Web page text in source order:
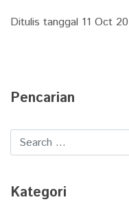
Ditulis tanggal 11 Oct
Pencarian
Kategori